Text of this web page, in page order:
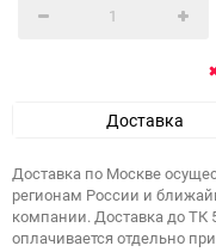
Доставка
Доставка по Москве
регионам России и
компании. Доставка до ТК
оплачивается отдельно